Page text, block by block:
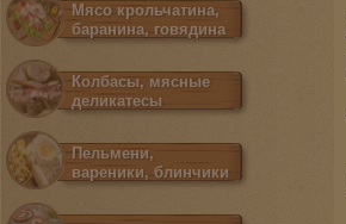
Мясо крольчатина,
баранина, говядина
Колбасы, мясные
деликатесы
Пельмени,
вареники, блинчики